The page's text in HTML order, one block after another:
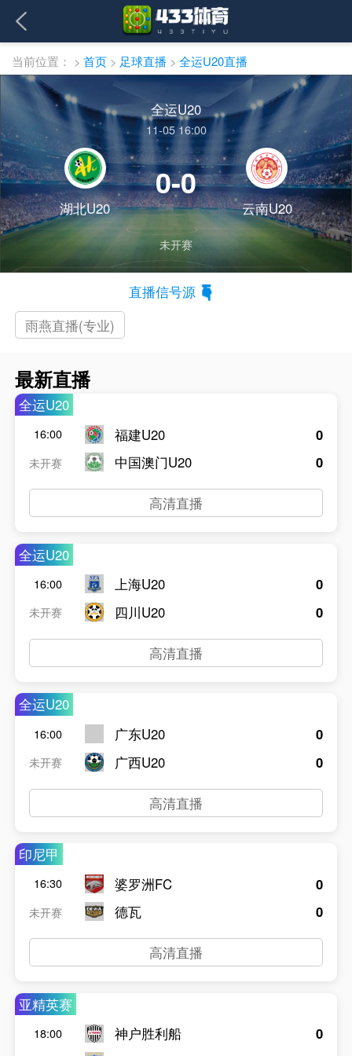
当前位置： > 首页 > 足球直播 > 全运U20直播
全运U20
11-05 16:00
湖北U20
0-0
云南U20
未开赛
直播信号源
雨燕直播(专业)
最新直播
全运U20
16:00
未开赛
福建U20
中国澳门U20
0
0
高清直播
全运U20
16:00
未开赛
上海U20
四川U20
0
0
高清直播
全运U20
16:00
未开赛
广东U20
广西U20
0
0
高清直播
印尼甲
16:30
未开赛
婆罗洲FC
德瓦
0
0
高清直播
亚精英赛
18:00
神户胜利船
0